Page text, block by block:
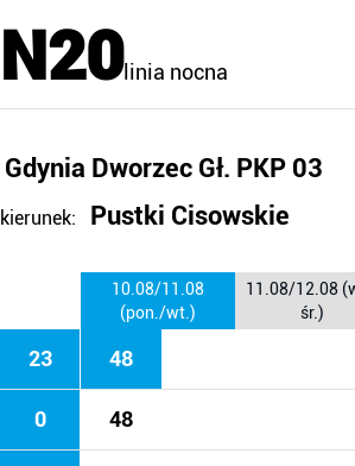
N20linia nocna
Gdynia Dworzec Gł. PKP 03
kierunek: Pustki Cisowskie
10.08/11.08
(pon./wt.)
11.08/12.08
śr.)
23 48
0 48